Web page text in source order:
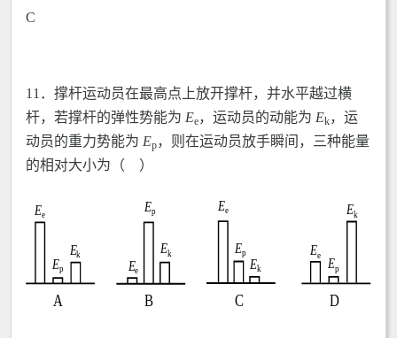
C
11．撑杆运动员在最高点上放开撑杆，并水平越过横
杆，若撑杆的弹性势能为 Ee，运动员的动能为 Ek，运
动员的重力势能为 Ep，则在运动员放手瞬间，三种能量
的相对大小为（ ）